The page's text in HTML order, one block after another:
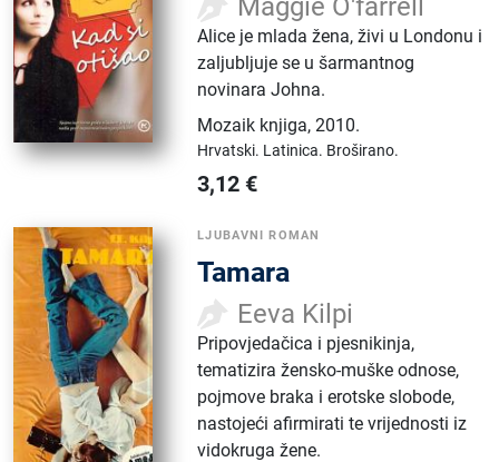
Maggie O'farrell
Alice je mlada žena, živi u Londonu i
zaljubljuje se u šarmantnog
novinara Johna.
Mozaik knjiga,2010.
Hrvatski. Latinica. Broširano.
3,12 €
LJUBAVNI ROMAN
Tamara
Eeva Kilpi
Pripovjedačica i pjesnikinja,
tematizira žensko-muške odnose,
pojmove braka i erotske slobode,
nastojeći afirmirati te vrijednosti iz
vidokruga žene.